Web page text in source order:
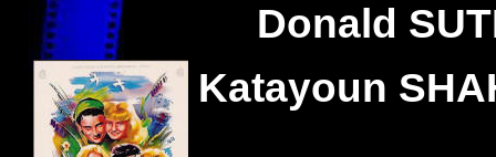
Donald
Katayoun